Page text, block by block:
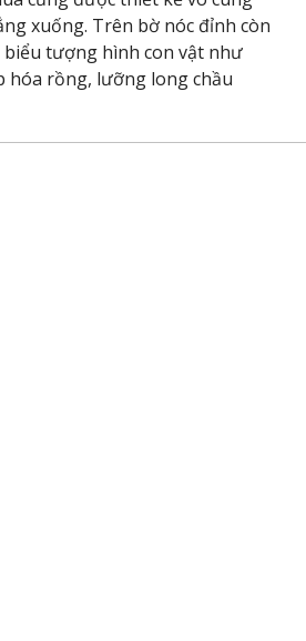
xuống. Trên bờ nóc đỉnh còn
tượng hình con vật như
hóa rồng, lưỡng long chầu